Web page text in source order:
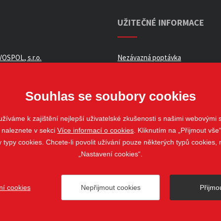
s.r.o.
UŽITEČNÉ INFORMACE
Nezávazná poptávka
Pole web@stavospol.cz
Nastavení cookies
Souhlas se soubory cookies
k zajištění nejlepší uživatelské zkušenosti s našimi webovými
v sekci Více informací o cookies . Kliknutím na „Přijmout
typy cookies. Chcete-li povolit užívání pouze některých typů cookies,
„Nastavení cookies“.
Nepřijmout cookies
cookies